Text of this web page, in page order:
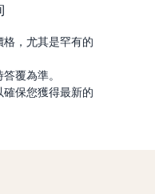
，尤其是罕有的
覆為準。
保您獲得最新的